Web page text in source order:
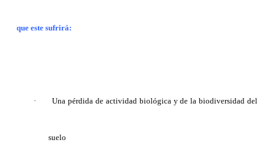
que este sufrirá:
· Una pérdida de actividad biológica y de la biodiversidad del
suelo